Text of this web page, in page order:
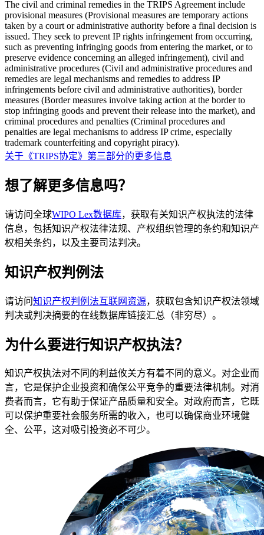
The civil and criminal remedies in the TRIPS Agreement include
provisional measures (Provisional measures are temporary actions
taken by a court or administrative authority before a final decision is
issued. They seek to prevent IP rights infringement from occurring,
such as preventing infringing goods from entering the market, or to
preserve evidence concerning an alleged infringement), civil and
administrative procedures (Civil and administrative procedures and
remedies are legal mechanisms and remedies to address IP
infringements before civil and administrative authorities), border
measures (Border measures involve taking action at the border to
stop infringing goods and prevent their release into the market), and
criminal procedures and penalties (Criminal procedures and
penalties are legal mechanisms to address IP crime, especially
trademark counterfeiting and copyright piracy).
关于《TRIPS协定》第三部分的更多信息
想了解更多信息吗？
请访问全球WIPO Lex数据库，获取有关知识产权执法的法律
信息，包括知识产权法律法规、产权组织管理的条约和知识产
权相关条约，以及主要司法判决。
知识产权判例法
请访问知识产权判例法互联网资源，获取包含知识产权法领域
判决或判决摘要的在线数据库链接汇总（非穷尽）。
为什么要进行知识产权执法？
知识产权执法对不同的利益攸关方有着不同的意义。对企业而
言，它是保护企业投资和确保公平竞争的重要法律机制。对消
费者而言，它有助于保证产品质量和安全。对政府而言，它既
可以保护重要社会服务所需的收入，也可以确保商业环境健
全、公平，这对吸引投资必不可少。